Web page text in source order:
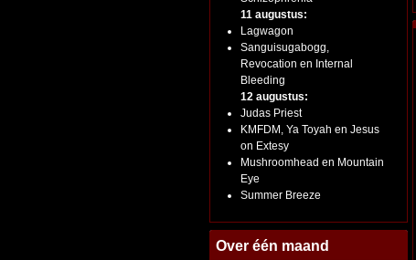
11 augustus:
Lagwagon
Sanguisugabogg,
Revocation en Internal
Bleeding
12 augustus:
Judas Priest
KMFDM, Ya Toyah en Jesus
on Extesy
Mushroomhead en Mountain
Eye
Summer Breeze
Over één maand